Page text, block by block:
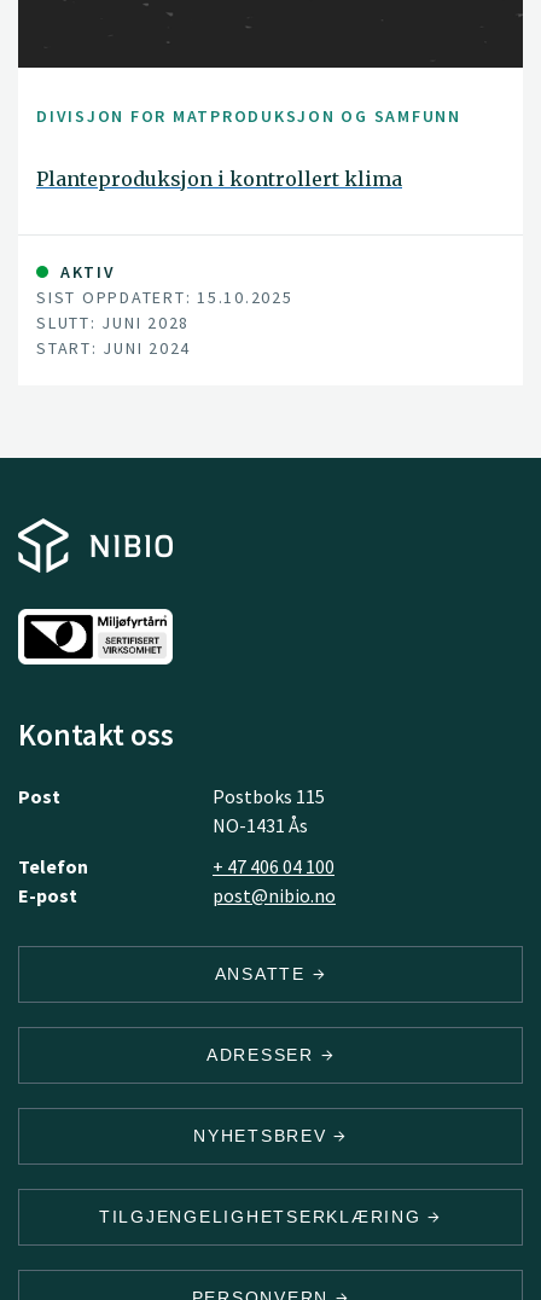
DIVISJON FOR MATPRODUKSJON OG SAMFUNN
Planteproduksjon i kontrollert klima
AKTIV
SIST OPPDATERT: 15.10.2025
SLUTT: JUNI 2028
START: JUNI 2024
Kontakt oss
Post
Postboks 115
NO-1431 Ås
Telefon
+ 47 406 04 100
E-post
post@nibio.no
ANSATTE
ADRESSER
NYHETSBREV
TILGJENGELIGHETSERKLÆRING